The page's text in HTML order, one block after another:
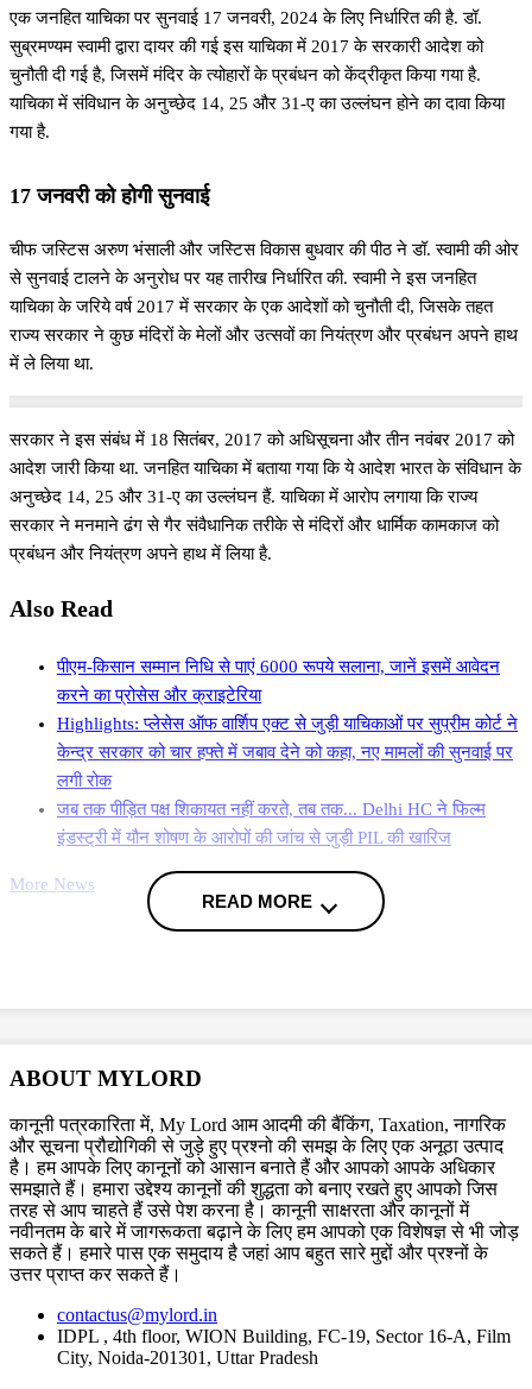
एक जनहित याचिका पर सुनवाई 17 जनवरी, 2024 के लिए निर्धारित की है. डॉ.
सुब्रमण्यम स्वामी द्वारा दायर की गई इस याचिका में 2017 के सरकारी आदेश को
चुनौती दी गई है, जिसमें मंदिर के त्योहारों के प्रबंधन को केंद्रीकृत किया गया है.
याचिका में संविधान के अनुच्छेद 14, 25 और 31-ए का उल्लंघन होने का दावा किया
गया है.
17 जनवरी को होगी सुनवाई
चीफ जस्टिस अरुण भंसाली और जस्टिस विकास बुधवार की पीठ ने डॉ. स्वामी की ओर
से सुनवाई टालने के अनुरोध पर यह तारीख निर्धारित की. स्वामी ने इस जनहित
याचिका के जरिये वर्ष 2017 में सरकार के एक आदेशों को चुनौती दी, जिसके तहत
राज्य सरकार ने कुछ मंदिरों के मेलों और उत्सवों का नियंत्रण और प्रबंधन अपने हाथ
में ले लिया था.
सरकार ने इस संबंध में 18 सितंबर, 2017 को अधिसूचना और तीन नवंबर 2017 को
आदेश जारी किया था. जनहित याचिका में बताया गया कि ये आदेश भारत के संविधान के
अनुच्छेद 14, 25 और 31-ए का उल्लंघन हैं. याचिका में आरोप लगाया कि राज्य
सरकार ने मनमाने ढंग से गैर संवैधानिक तरीके से मंदिरों और धार्मिक कामकाज को
प्रबंधन और नियंत्रण अपने हाथ में लिया है.
Also Read
पीएम-किसान सम्मान निधि से पाएं 6000 रूपये सलाना, जानें इसमें आवेदन
करने का प्रोसेस और क्राइटेरिया
Highlights: प्लेसेस ऑफ वार्शिप एक्ट से जुड़ी याचिकाओं पर सुप्रीम कोर्ट ने
केन्द्र सरकार को चार हफ्ते में जबाव देने को कहा, नए मामलों की सुनवाई पर
लगी रोक
जब तक पीड़ित पक्ष शिकायत नहीं करते, तब तक... Delhi HC ने फिल्म
इंडस्ट्री में यौन शोषण के आरोपों की जांच से जुड़ी PIL की खारिज
More News
शक्तिपीठ मिर्जापुर और शाकुंभरी माता मंदिर सहारनपुर में आयोजित मेलों को सरकारी
मेला घोषित किया गया है.
Topics
Temple Fairs as government fairs Allahabad High Cout January 17
MY Lord mylord Hindi Temple fairs
Trending in Hindi
READ MORE
ABOUT MYLORD
कानूनी पत्रकारिता में, My Lord आम आदमी की बैंकिंग, Taxation, नागरिक
और सूचना प्रौद्योगिकी से जुड़े हुए प्रश्नो की समझ के लिए एक अनूठा उत्पाद
है। हम आपके लिए कानूनों को आसान बनाते हैं और आपको आपके अधिकार
समझाते हैं। हमारा उद्देश्य कानूनों की शुद्धता को बनाए रखते हुए आपको जिस
तरह से आप चाहते हैं उसे पेश करना है। कानूनी साक्षरता और कानूनों में
नवीनतम के बारे में जागरूकता बढ़ाने के लिए हम आपको एक विशेषज्ञ से भी जोड़
सकते हैं। हमारे पास एक समुदाय है जहां आप बहुत सारे मुद्दों और प्रश्नों के
उत्तर प्राप्त कर सकते हैं।
contactus@mylord.in
IDPL , 4th floor, WION Building, FC-19, Sector 16-A, Film
City, Noida-201301, Uttar Pradesh